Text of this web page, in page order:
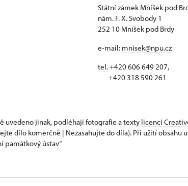
Státní zámek Mníšek pod
nám. F. X. Svobody 1
252 10 Mníšek pod Brdy
e-mail: mnisek@npu.cz
tel.+420 606 649 207,
+420 318 590 261
uvedeno jinak, podléhají fotografie a texty licenci
dílo komerčně | Nezasahujte do díla). Při užití obsahu
památkový ústav“